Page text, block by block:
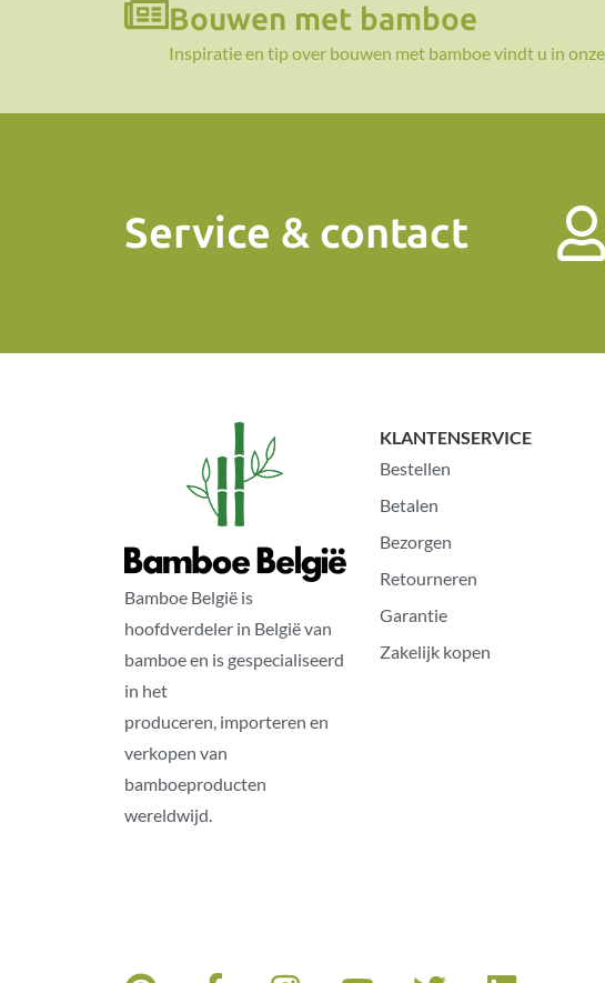
Bouwen met bamboe
Inspiratie en tip over bouwen met bamboe vindt u in onze
Service & contact
Bamboe België is
hoofdverdeler in België van
bamboe en is gespecialiseerd
in het
produceren, importeren en
verkopen van
bamboeproducten
wereldwijd.
KLANTENSERVICE
Bestellen
Betalen
Bezorgen
Retourneren
Garantie
Zakelijk kopen